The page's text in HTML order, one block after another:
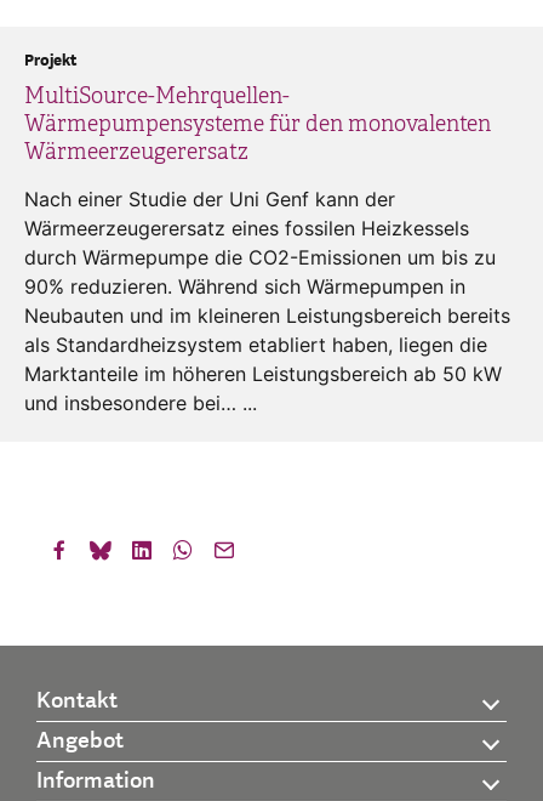
MultiSource-Mehrquellen-
Wärmepumpensysteme für den monovalenten
Wärmeerzeugerersatz
Projekt
Nach einer Studie der Uni Genf kann der
Wärmeerzeugerersatz eines fossilen Heizkessels
durch Wärmepumpe die CO2-Emissionen um bis zu
90% reduzieren. Während sich Wärmepumpen in
Neubauten und im kleineren Leistungsbereich bereits
als Standardheizsystem etabliert haben, liegen die
Marktanteile im höheren Leistungsbereich ab 50 kW
und insbesondere bei… ...
Kontakt
Angebot
Information